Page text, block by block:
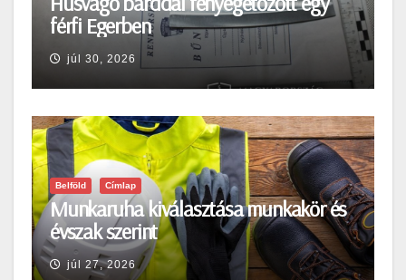
férfi Egerben
júl 30, 2026
Belföld Címlap
Munkaruha kiválasztása munkakör és
évszak szerint
júl 27, 2026